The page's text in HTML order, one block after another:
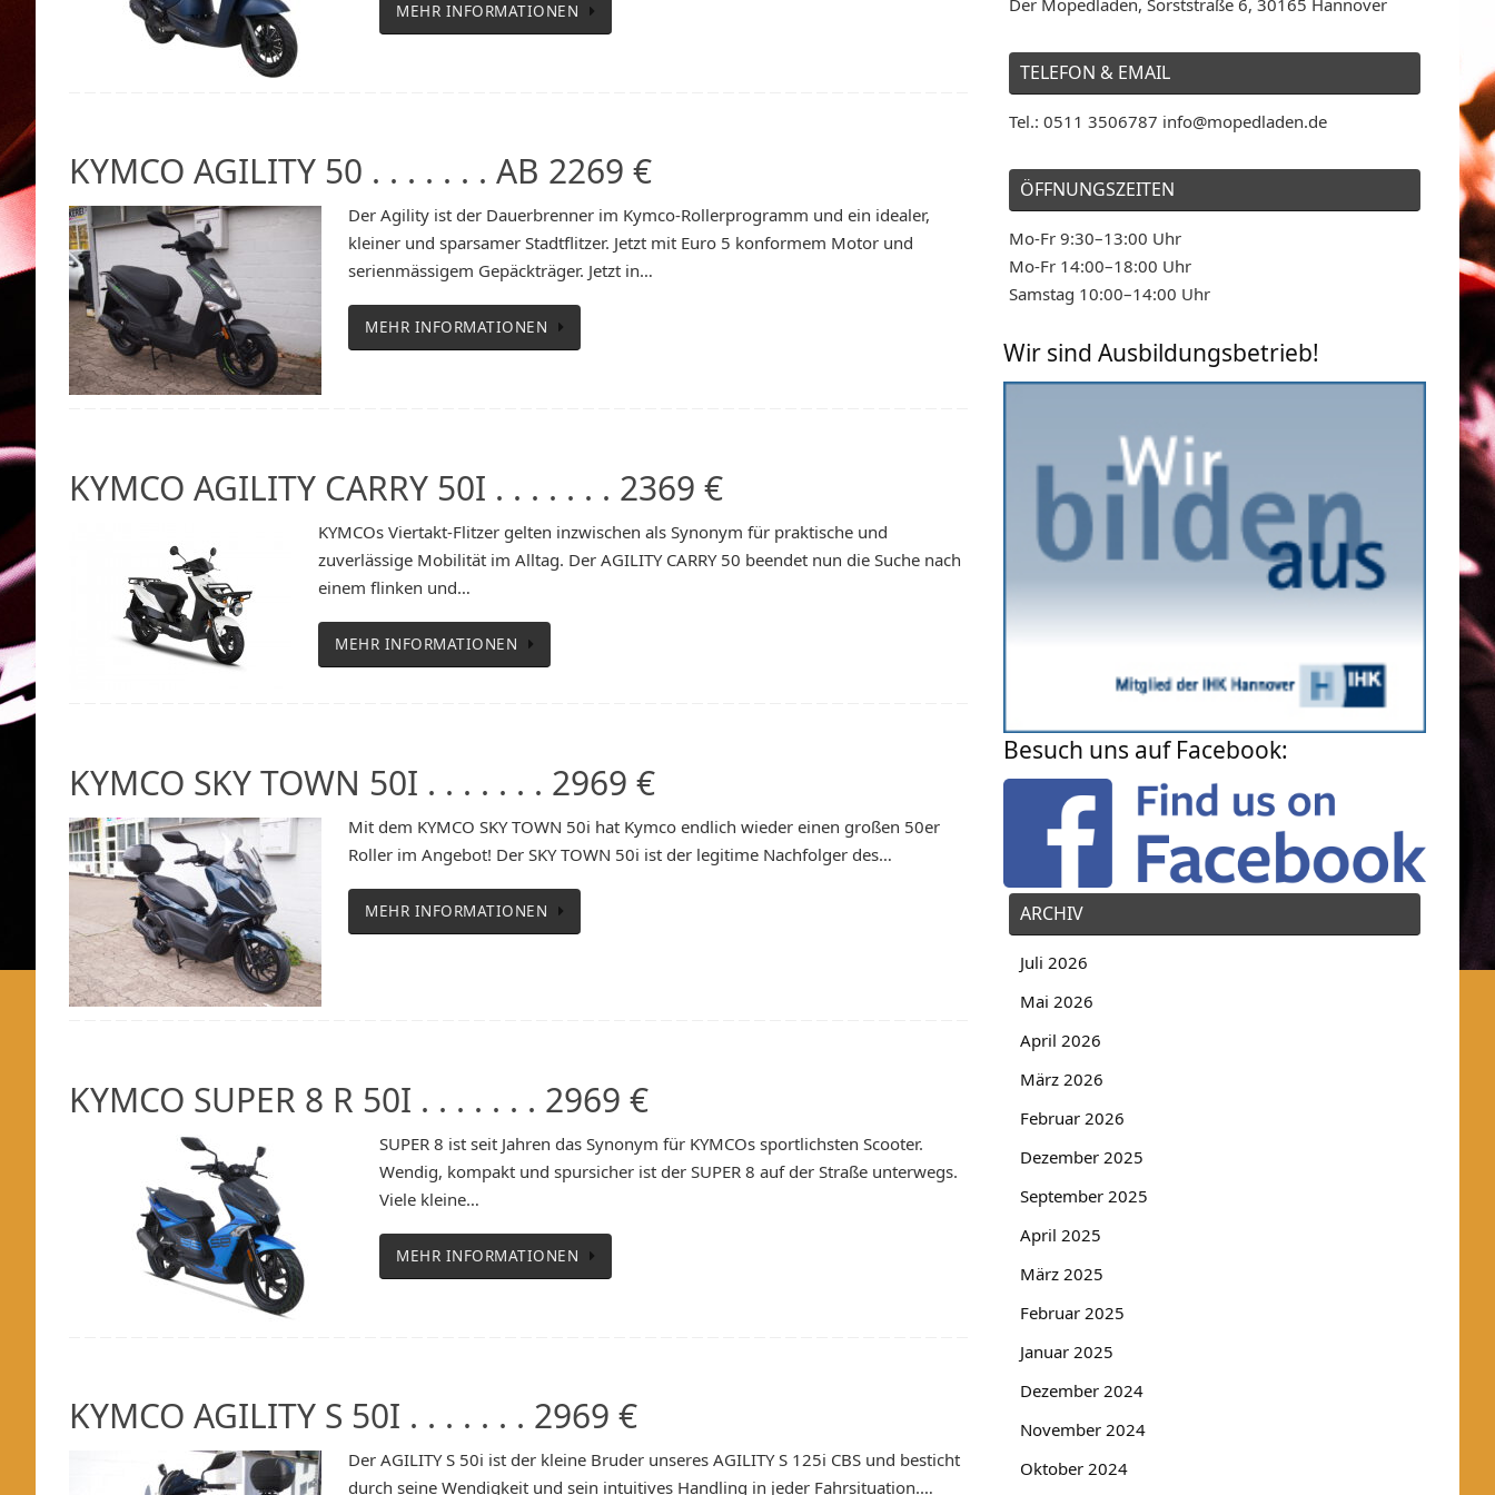
MEHR INFORMATIONEN
KYMCO AGILITY 50 . . . . . . . AB 2269 €
Der Agility ist der Dauerbrenner im Kymco-Rollerprogramm und ein idealer,
kleiner und sparsamer Stadtflitzer. Jetzt mit Euro 5 konformem Motor und
serienmässigem Gepäckträger. Jetzt in…
MEHR INFORMATIONEN
KYMCO AGILITY CARRY 50I . . . . . . . 2369 €
KYMCOs Viertakt-Flitzer gelten inzwischen als Synonym für praktische und
zuverlässige Mobilität im Alltag. Der AGILITY CARRY 50 beendet nun die Suche nach
einem flinken und…
MEHR INFORMATIONEN
KYMCO SKY TOWN 50I . . . . . . . 2969 €
Mit dem KYMCO SKY TOWN 50i hat Kymco endlich wieder einen großen 50er
Roller im Angebot! Der SKY TOWN 50i ist der legitime Nachfolger des…
MEHR INFORMATIONEN
KYMCO SUPER 8 R 50I . . . . . . . 2969 €
SUPER 8 ist seit Jahren das Synonym für KYMCOs sportlichsten Scooter.
Wendig, kompakt und spursicher ist der SUPER 8 auf der Straße unterwegs.
Viele kleine…
MEHR INFORMATIONEN
KYMCO AGILITY S 50I . . . . . . . 2969 €
Der AGILITY S 50i ist der kleine Bruder unseres AGILITY S 125i CBS und besticht
durch seine Wendigkeit und sein intuitives Handling in jeder Fahrsituation.…
TELEFON & EMAIL
Tel.: 0511 3506787 info@mopedladen.de
ÖFFNUNGSZEITEN
Mo-Fr 9:30–13:00 Uhr
Mo-Fr 14:00–18:00 Uhr
Samstag 10:00–14:00 Uhr
Wir sind Ausbildungsbetrieb!
Besuch uns auf Facebook:
Read more
ARCHIV
Juli 2026
Mai 2026
April 2026
März 2026
Februar 2026
Dezember 2025
September 2025
April 2025
März 2025
Februar 2025
Januar 2025
Dezember 2024
November 2024
Oktober 2024